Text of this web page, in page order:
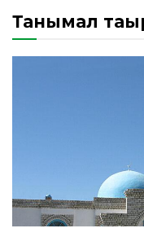
Танымал